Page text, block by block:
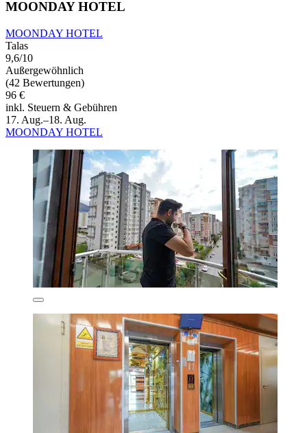
MOONDAY HOTEL
MOONDAY HOTEL
Talas
9,6/10
Außergewöhnlich
(42 Bewertungen)
96 €
inkl. Steuern & Gebühren
17. Aug.–18. Aug.
MOONDAY HOTEL